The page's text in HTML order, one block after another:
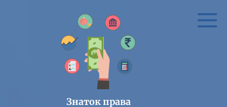
Знаток права